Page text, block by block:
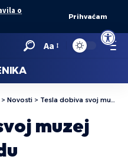
Open
o
Prihvaćam
Aa
> Novosti > Tesla dobiva svoj muzej na Long Islandu
muzej